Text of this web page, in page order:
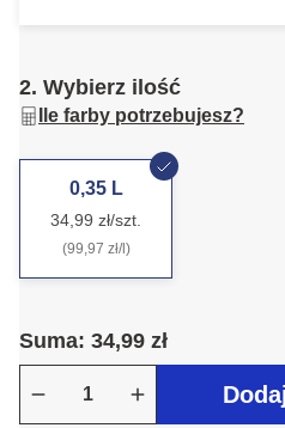
2. Wybierz ilość
Ile farby potrzebujesz?
0,35 L
34,99 zł/szt.
(99,97 zł/l)
Suma: 34,99 zł